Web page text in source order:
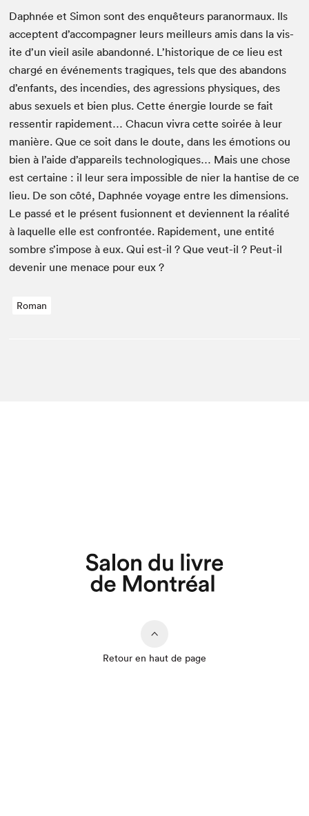
Daph­née et Simon sont des enquê­teurs para­nor­maux. Ils
acceptent d’accompagner leurs meilleurs amis dans la vis­
ite d’un vieil asile aban­don­né. L’historique de ce lieu est
chargé en événe­ments trag­iques, tels que des aban­dons
d’enfants, des incendies, des agres­sions physiques, des
abus sex­uels et bien plus. Cette énergie lourde se fait
ressen­tir rapi­de­ment… Cha­cun vivra cette soirée à leur
manière. Que ce soit dans le doute, dans les émo­tions ou
bien à l’aide d’appareils tech­nologiques… Mais une chose
est cer­taine : il leur sera impos­si­ble de nier la han­tise de ce
lieu. De son côté, Daph­née voy­age entre les dimen­sions.
Le passé et le présent fusion­nent et devi­en­nent la réal­ité
à laque­lle elle est con­fron­tée. Rapi­de­ment, une entité
som­bre s’impose à eux. Qui est-il ? Que veut-il ? Peut-il
devenir une men­ace pour eux ?
Roman
Retour en haut de page